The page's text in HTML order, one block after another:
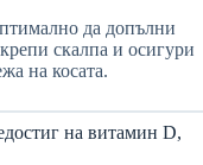
да допълни
скалпа и осигури
на косата.
на витамин D,